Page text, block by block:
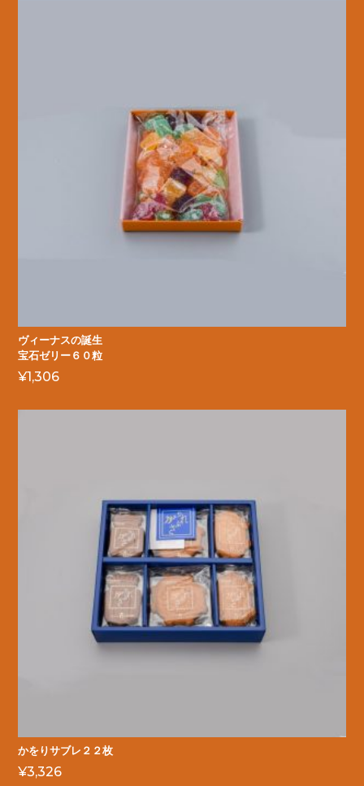
ヴィーナスの誕生
宝石ゼリー６０粒
¥1,306
かをりサブレ２２枚
¥3,326